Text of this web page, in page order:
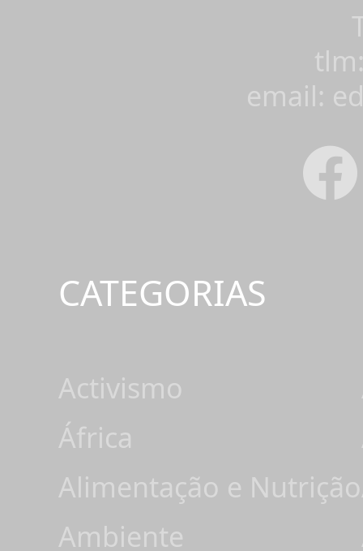
email:
CATEGORIAS
Activismo
África
Alimentação e Nutrição
Ambiente